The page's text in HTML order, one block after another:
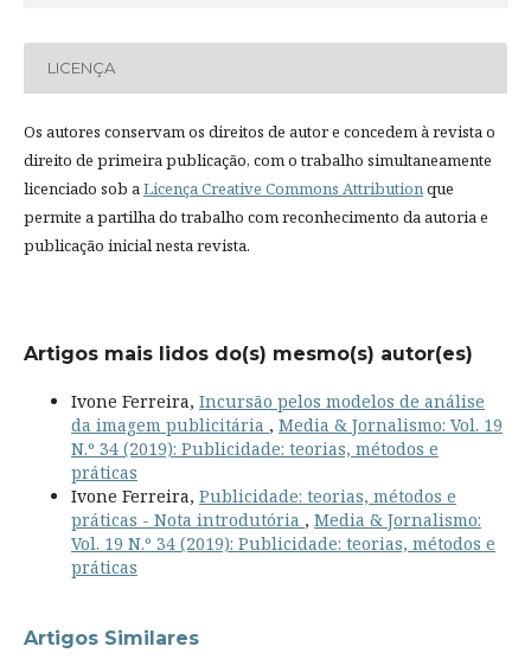
LICENÇA
Os autores conservam os direitos de autor e concedem à revista o
direito de primeira publicação, com o trabalho simultaneamente
licenciado sob aLicença Creative Commons Attributionque
permite a partilha do trabalho com reconhecimento da autoria e
publicação inicial nesta revista.
Artigos mais lidos do(s) mesmo(s) autor(es)
Ivone Ferreira, Incursão pelos modelos de análise
da imagem publicitária , Media & Jornalismo: Vol. 19
N.º 34 (2019): Publicidade: teorias, métodos e
práticas
Ivone Ferreira, Publicidade: teorias, métodos e
práticas - Nota introdutória , Media & Jornalismo:
Vol. 19 N.º 34 (2019): Publicidade: teorias, métodos e
práticas
Artigos Similares